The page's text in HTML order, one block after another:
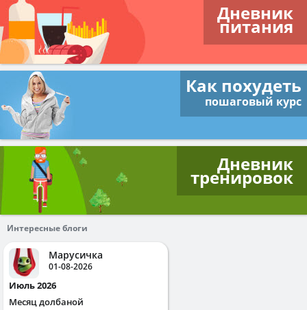
Дневник
питания
Как похудеть
пошаговый курс
Дневник
тренировок
Интересные блоги
Марусичка
01-08-2026
Июль 2026
Месяц долбаной